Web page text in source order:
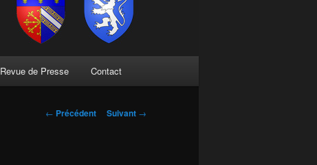
Revue de Presse Contact
Navigation
← Précédent Suivant →